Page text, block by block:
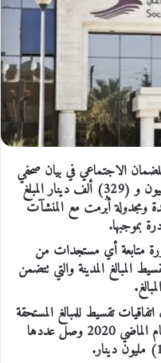
الاجتماعي في بيان صحفي
صادر عن مركزها الإعلامي أن (362) مليون و (329) ألف دينار المبلغ
تقسيط جديدة ومجدولة أبُرمت مع المنشآت
بموجبها.
متابعة أي مستجدات من
المدينة والتي تتضمن
تقسيط للمبالغ المستحقة
عليها عن الأشهر آذار ونيسان وأيار من العام الماضي 2020 وصل عددها